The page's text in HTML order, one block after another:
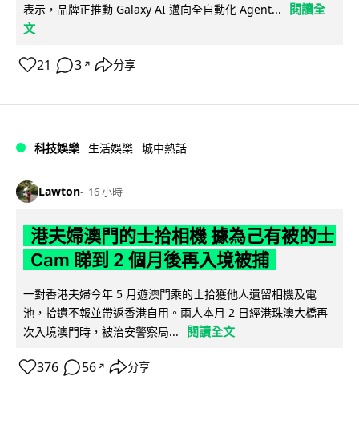
表示，品牌正推動 Galaxy AI 邁向全自動化 Agent...
閱讀全
文
21 3 ↗ 分享
科技娛樂 生活娛樂 城中熱話
Lawton 16 小時
港夫婦澳門的士拾相機 據為己有被的士
Cam 睇到 2 個月後再入境被捕
一對香港夫婦今年 5 月遊澳門乘的士拾獲他人遺留相機及電
池，拾遺不報並帶返香港自用。兩人本月 2 日經港珠澳大橋再
次入境澳門時，被治安警察局...
閱讀全文
376 56 ↗ 分享